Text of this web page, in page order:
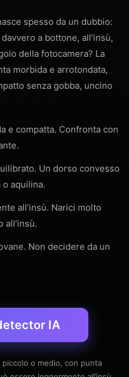
spesso da un dubbio:
a bottone, all’insù,
della fotocamera? La
morbida e arrotondata,
senza gobba, uncino
e compatta. Confronta con
Un dorso convesso
aquilina.
all’insù. Narici molto
all’insù.
Non decidere da un
IA
o medio, con punta